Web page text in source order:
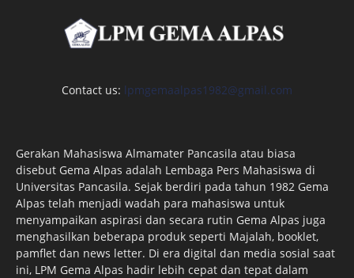
Contact us: lpmgemaalpas1982@gmail.com
Gerakan Mahasiswa Almamater Pancasila atau biasa
disebut Gema Alpas adalah Lembaga Pers Mahasiswa di
Universitas Pancasila. Sejak berdiri pada tahun 1982 Gema
Alpas telah menjadi wadah para mahasiswa untuk
menyampaikan aspirasi dan secara rutin Gema Alpas juga
menghasilkan beberapa produk seperti Majalah, booklet,
pamflet dan news letter. Di era digital dan media sosial saat
ini, LPM Gema Alpas hadir lebih cepat dan tepat dalam